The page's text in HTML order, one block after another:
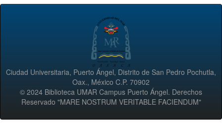
Ciudad Universitaria, Puerto Ángel, Distrito de San Pedro Pochutla,
Oax., México C.P. 70902
© 2024 Biblioteca UMAR Campus Puerto Ángel. Derechos
Reservado "MARE NOSTRUM VERITABLE FACIENDUM"